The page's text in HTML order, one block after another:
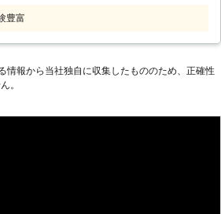
い。
は埼玉県春日部市に拠点を置く業者で
ったのに……」「思ったより重くて自
置までお任せください！ 一人暮らし
豊富
情報から当社独⾃に収集したもののため、正確性
。